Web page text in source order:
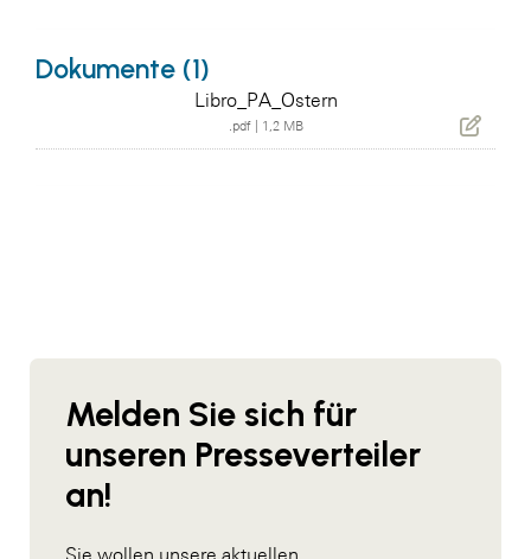
Dokumente (1)
Libro_PA_Ostern
.pdf| 1,2 MB
Melden Sie sich für
unseren Presseverteiler
an!